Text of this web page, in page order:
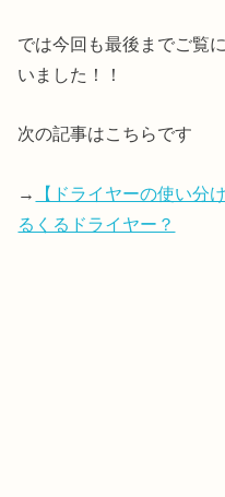
では今回も最後までご覧
いました！！
次の記事はこちらです
→
【ドライヤーの使い分
るくるドライヤー？